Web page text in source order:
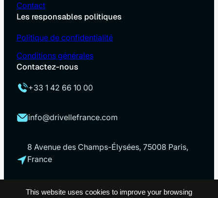
This website uses cookies to improve your browsing
Contact
Les responsables politiques
Politique de confidentialité
Conditions générales
Contactez-nous
+33 1 42 66 10 00
info@drivellefrance.com
8 Avenue des Champs-Élysées, 75008 Paris,
France